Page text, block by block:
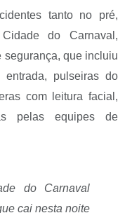
tanto no pré,
do Carnaval,
segurança, que incluiu
entrada, pulseiras do
com leitura facial,
pelas equipes de
do Carnaval
cai nesta noite